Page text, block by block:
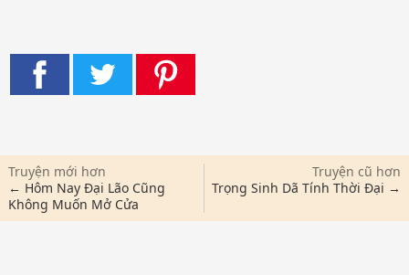
Truyện mới hơn
← Hôm Nay Đại Lão Cũng
Không Muốn Mở Cửa
Truyện cũ hơn
Trọng Sinh Dã Tính Thời Đại →